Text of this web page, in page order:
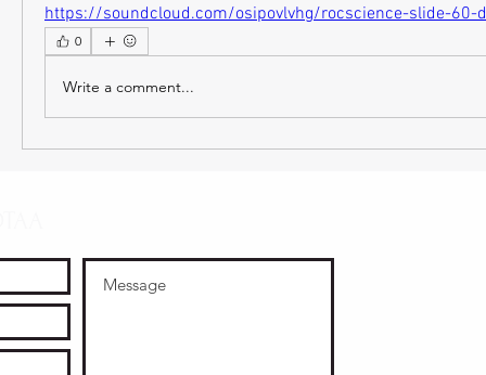
https://soundcloud.com/osipovlvhg/rocscience-slide-60-
0
Write a comment...